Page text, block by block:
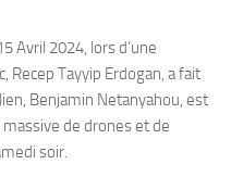
Avril 2024, lors d’une
Recep Tayyip Erdogan, a fait
Benjamin Netanyahou, est
de drones et de
soir.